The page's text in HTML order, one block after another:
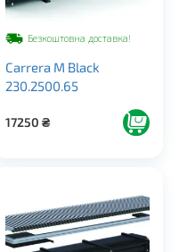
Безкоштовна доставка!
Carrera M Black
230.2500.65
17250 ₴